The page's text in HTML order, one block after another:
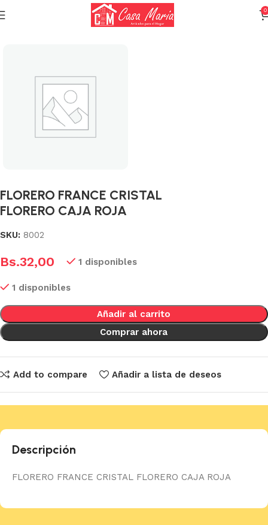
0
Florero
FLORERO FRANCE CRISTAL
FLORERO CAJA ROJA
SKU: 8002
Bs.32,00 1 disponibles
1 disponibles
Añadir al carrito
Comprar ahora
Add to compare Añadir a lista de deseos
Descripción
FLORERO FRANCE CRISTAL FLORERO CAJA ROJA